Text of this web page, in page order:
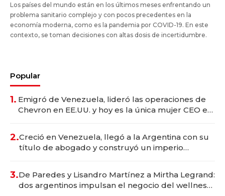
Los países del mundo están en los últimos meses enfrentando un
problema sanitario complejo y con pocos precedentes en la
economía moderna, como es la pandemia por COVID-19. En este
contexto, se toman decisiones con altas dosis de incertidumbre.
Popular
1. Emigró de Venezuela, lideró las operaciones de
Chevron en EE.UU. y hoy es la única mujer CEO en
2.Creció en Venezuela, llegó a la Argentina con su
título de abogado y construyó un imperio
3.De Paredes y Lisandro Martínez a Mirtha Legrand:
dos argentinos impulsan el negocio del wellness